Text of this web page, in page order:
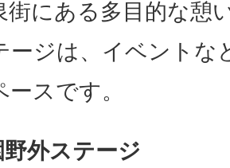
街にある多目的な憩
ージは、イベントな
スです。
外ステージ